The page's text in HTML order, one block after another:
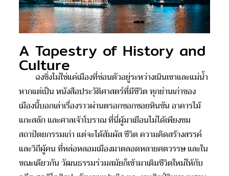
A Tapestry of History and
Culture
ฉงชิ่งไม่ใช่แค่เมืองที่ซ่อนตัวอยู่ระหว่างเนินเขาและแม่น้ำ
หากแต่เป็น หนังสือประวัติศาสตร์ที่มีชีวิต ทุกย่านเก่าของ
เมืองนี้บอกเล่าเรื่องราวผ่านตรอกซอกซอยหินชัน อาคารไม้
แกะสลัก และศาลเจ้าโบราณ ที่นี่ผู้มาเยือนไม่ได้เพียงชม
สถาปัตยกรรมเก่า แต่จะได้สัมผัส ชีวิต ความคิดสร้างสรรค์
และวิถีผู้คน ที่หล่อหลอมเมืองมาตลอดหลายศตวรรษ และใน
ขณะเดียวกัน วัฒนธรรมร่วมสมัยก็เข้ามาเติมชีวิตใหม่ให้กับ